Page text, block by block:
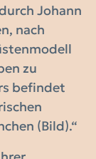
Johann
nach
zu
befindet
(Bild).“